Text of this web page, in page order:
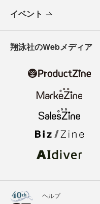
イベント
翔泳社のWebメディア
ヘルプ